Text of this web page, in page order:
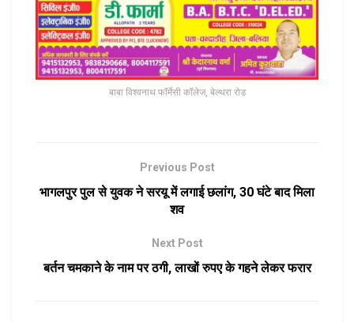
बाबा विश्वनाथ फॉर्मेसी कॉलेज, बेल्थरा रोड
Previous Post
भागलपुर पुल से युवक ने सरयू में लगाई छलांग, 30 घंटे बाद मिला
शव
Next Post
बर्तन चमकाने के नाम पर ठगी, लाखों रुपए के गहने लेकर फरार